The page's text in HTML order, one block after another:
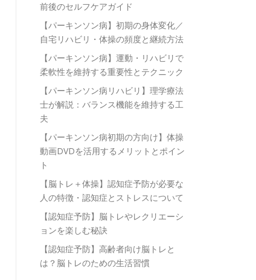
前後のセルフケアガイド
【パーキンソン病】初期の身体変化／
自宅リハビリ・体操の頻度と継続方法
【パーキンソン病】運動・リハビリで
柔軟性を維持する重要性とテクニック
【パーキンソン病リハビリ】理学療法
士が解説：バランス機能を維持する工
夫
【パーキンソン病初期の方向け】体操
動画DVDを活用するメリットとポイン
ト
【脳トレ＋体操】認知症予防が必要な
人の特徴・認知症とストレスについて
【認知症予防】脳トレやレクリエーシ
ョンを楽しむ秘訣
【認知症予防】高齢者向け脳トレと
は？脳トレのための生活習慣